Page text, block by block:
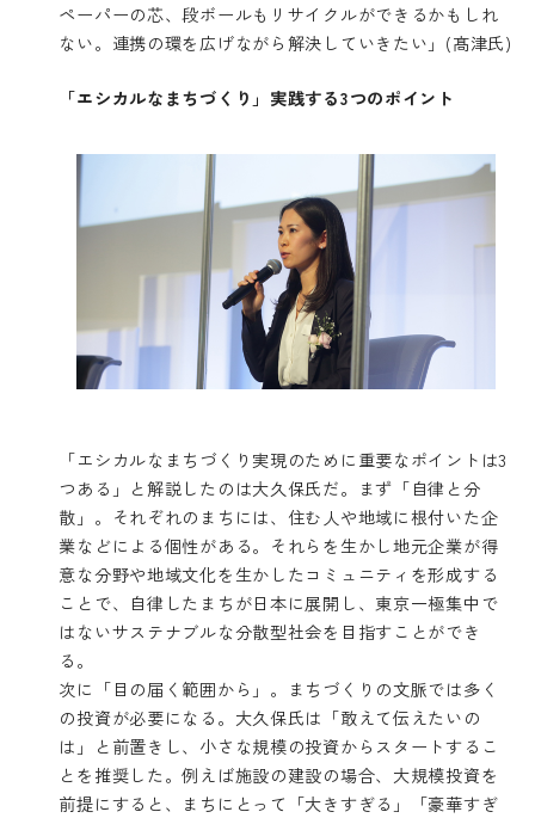
ペーパーの芯、段ボールもリサイクルができるかもしれ
ない。連携の環を広げながら解決していきたい」(髙津氏)
「エシカルなまちづくり」実践する3つのポイント
「エシカルなまちづくり実現のために重要なポイントは3
つある」と解説したのは大久保氏だ。まず「自律と分
散」。それぞれのまちには、住む人や地域に根付いた企
業などによる個性がある。それらを生かし地元企業が得
意な分野や地域文化を生かしたコミュニティを形成する
ことで、自律したまちが日本に展開し、東京一極集中で
はないサステナブルな分散型社会を目指すことができ
る。
次に「目の届く範囲から」。まちづくりの文脈では多く
の投資が必要になる。大久保氏は「敢えて伝えたいの
は」と前置きし、小さな規模の投資からスタートするこ
とを推奨した。例えば施設の建設の場合、大規模投資を
前提にすると、まちにとって「大きすぎる」「豪華すぎ